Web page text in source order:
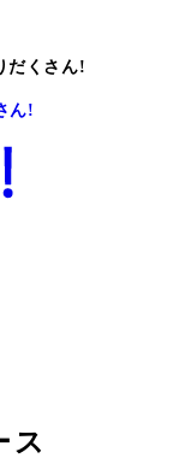
だくさん!
ん!
ス